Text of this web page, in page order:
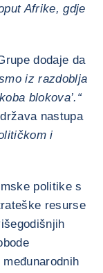
Afrike, gdje
dodaje da
iz razdoblja
blokova’.“
nastupa
i
politike s
resurse